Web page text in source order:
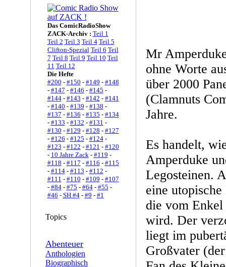
Das ComicRadioShow
ZACK-Archiv : Teil 1
Teil 2 Teil 3 Teil 4 Teil 5
Clifton-Spezial Teil 6 Teil
7 Teil 8 Teil 9 Teil 10 Teil
11 Teil 12
Die Hefte
#200 - #150 - #149 - #148
- #147 - #146 - #145 -
#144- #143 - #142 - #141
- #140 - #139 - #138 -
#137 - #136 - #135 - #134
- #133 - #132 - #131 -
#130 - #129 - #128 - #127
- #126 - #125 - #124-
#123 - #122 - #121 - #120
- 10 Jahre Zack- #119 -
#118 - #117 - #116 - #115
- #114- #113 - #112 -
#111 - #110 - #109 - #107
- #84- #75 - #64- #55 -
#46 - SH #4- #9 - #1
Topics
Abenteuer
Anthologien
Biographisch
Mr
ohne Worte
über 2000
(Clamnuts
Jahre.
Es handelt,
Amperduke
Legosteinen.
eine
die vom Enkel
wird. Der
liegt im
Großvater